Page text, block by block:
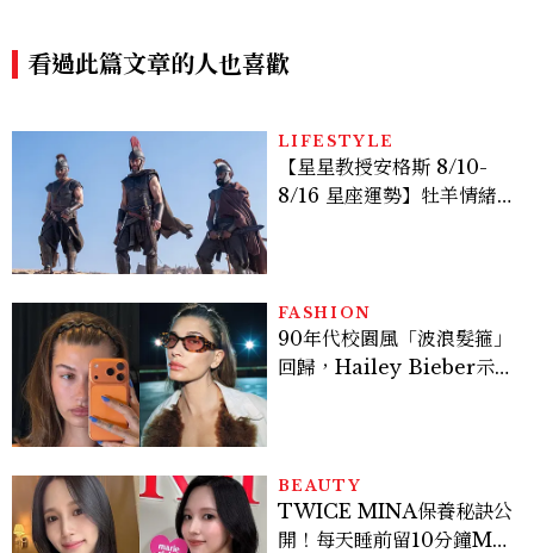
看過此篇文章的人也喜歡
LIFESTYLE
【星星教授安格斯 8/10-
8/16 星座運勢】牡羊情緒
FASHION
90年代校園風「波浪髮箍」
回歸，Hailey Bieber示
BEAUTY
TWICE MINA保養秘訣公
開！每天睡前留10分鐘ME